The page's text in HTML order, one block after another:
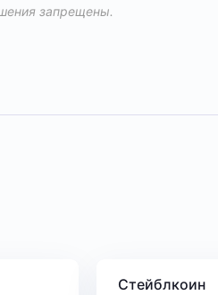
запрещены.
Стейблкоин